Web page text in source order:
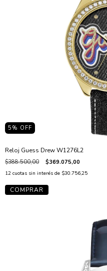
5 % OFF
Reloj Guess Drew W1276L2
$388.500,00 $369.075,00
12 cuotas sin interés de $30.756,25